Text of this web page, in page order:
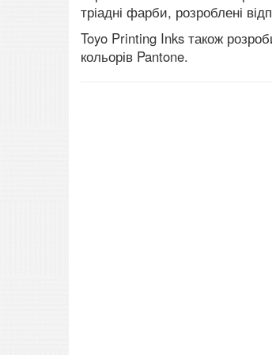
тріадні фарби, розроблені
Toyo Printing Inks також
кольорів Pantone.